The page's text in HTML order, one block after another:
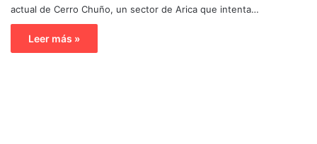
actual de Cerro Chuño, un sector de Arica que intenta…
Leer más »